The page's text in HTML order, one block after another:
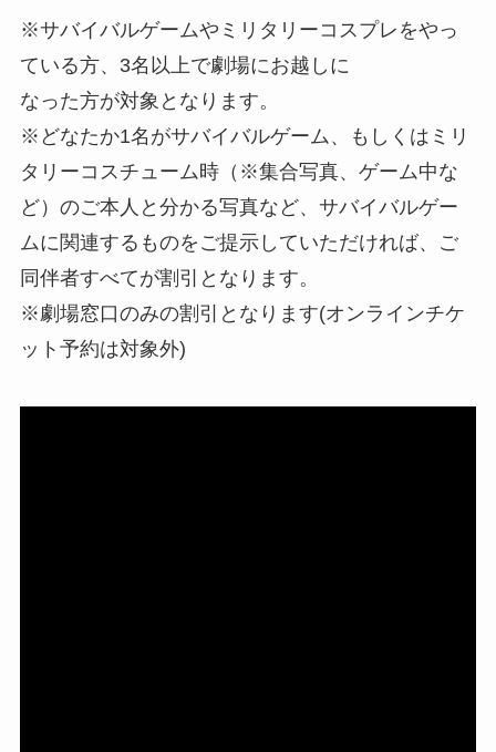
※サバイバルゲームやミリタリーコスプレをやっ
ている方、3名以上で劇場にお越しに
なった方が対象となります。
※どなたか1名がサバイバルゲーム、もしくはミリ
タリーコスチューム時（※集合写真、ゲーム中な
ど）のご本人と分かる写真など、サバイバルゲー
ムに関連するものをご提示していただければ、ご
同伴者すべてが割引となります。
※劇場窓口のみの割引となります(オンラインチケ
ット予約は対象外)